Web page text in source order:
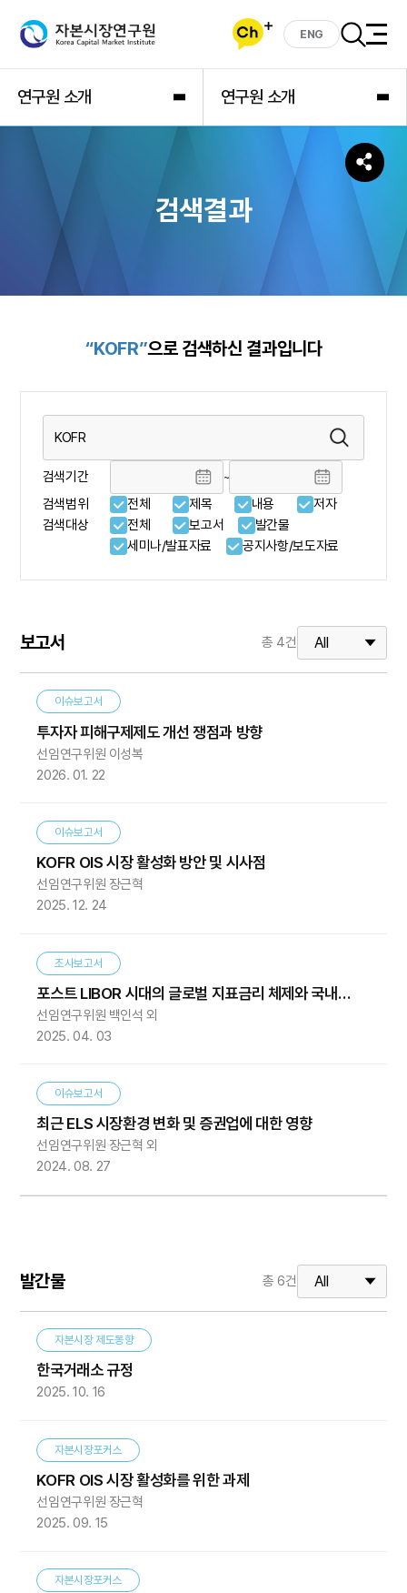
ENG
연구원 소개 연구원 소개
검색결과
“KOFR”으로 검색하신 결과입니다
검색기간 ~
검색범위 전체 제목 내용
저자
검색대상
전체 보고서
발간물
세미나/발표자료
공지사항/보도자료
보고서 총 4건
이슈보고서
투자자 피해구제제도 개선 쟁점과 방향
선임연구위원 이성복
2026. 01. 22
이슈보고서
KOFR OIS 시장 활성화 방안 및 시사점
선임연구위원 장근혁
2025. 12. 24
조사보고서
포스트 LIBOR 시대의 글로벌 지표금리 체제와 국내
시사점
선임연구위원 백인석 외
2025. 04. 03
이슈보고서
최근 ELS 시장환경 변화 및 증권업에 대한 영향
선임연구위원 장근혁 외
2024. 08. 27
발간물 총6건
자본시장 제도동향
한국거래소 규정
2025. 10. 16
자본시장포커스
KOFR OIS 시장 활성화를 위한 과제
선임연구위원 장근혁
2025. 09. 15
자본시장포커스